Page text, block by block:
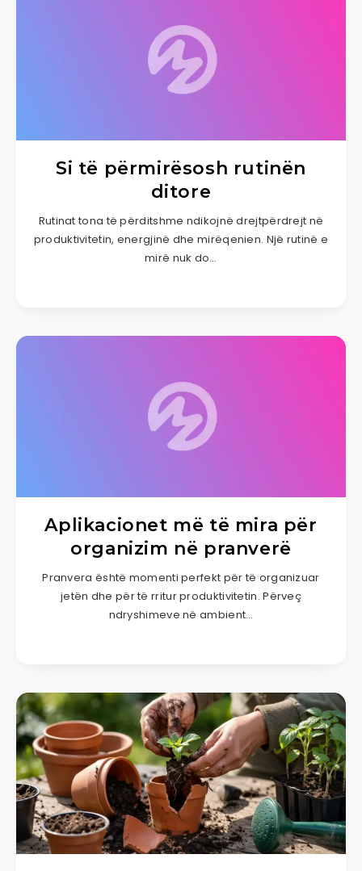
Si të përmirësosh rutinën
ditore
Rutinat tona të përditshme ndikojnë drejtpërdrejt në
produktivitetin, energjinë dhe mirëqenien. Një rutinë e
mirë nuk do…
Aplikacionet më të mira për
organizim në pranverë
Pranvera është momenti perfekt për të organizuar
jetën dhe për të rritur produktivitetin. Përveç
ndryshimeve në ambient…